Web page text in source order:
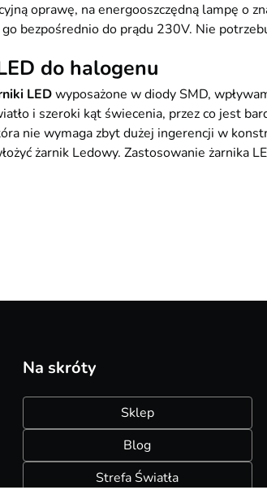
okrągła
biała
Lampa wisząca 3xGU10
tuby - czarna
126,10
oprawę, na energooszczędną lampę o
go bezpośrednio do prądu 230V. Nie
do halogenu
LEDwyposażone w diody SMD,
i szeroki kąt świecenia, przez co jest
nie wymaga zbyt dużej ingerencji w
żarnik Ledowy. Zastosowanie żarnika
Na skróty
Sklep
Blog
Strefa Światła